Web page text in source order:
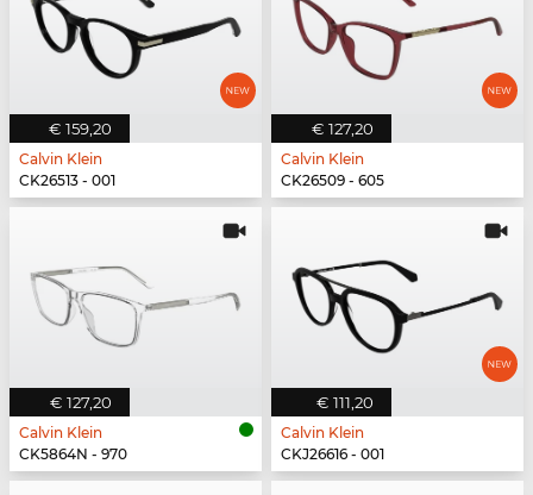
€ 159,20
Calvin Klein
CK26513 - 001
€ 127,20
Calvin Klein
CK26509 - 605
€ 127,20
Calvin Klein
CK5864N - 970
€ 111,20
Calvin Klein
CKJ26616 - 001